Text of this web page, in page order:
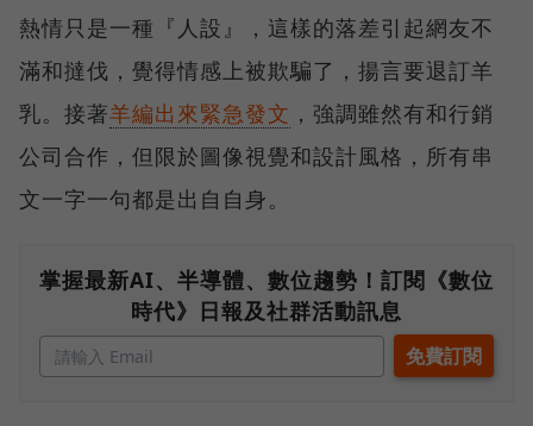
熱情只是一種『人設』，這樣的落差引起網友不
滿和撻伐，覺得情感上被欺騙了，揚言要退訂羊
乳。接著羊編出來緊急發文 ，強調雖然有和行銷
公司合作，但限於圖像視覺和設計風格，所有串
文一字一句都是出自自身。
掌握最新AI、半導體、數位趨勢！訂閱《數位
時代》日報及社群活動訊息